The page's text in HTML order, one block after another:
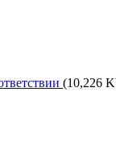
(10,226